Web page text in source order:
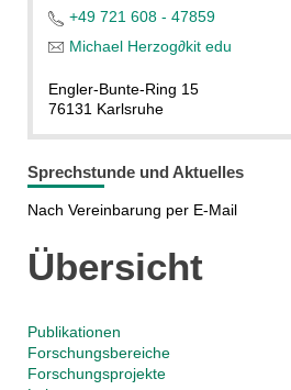
+49 721 608 - 47859
Michael Herzog∂kit edu
Engler-Bunte-Ring 15
76131 Karlsruhe
Sprechstunde und Aktuelles
Nach Vereinbarung per E-Mail
Übersicht
Publikationen
Forschungsbereiche
Forschungsprojekte